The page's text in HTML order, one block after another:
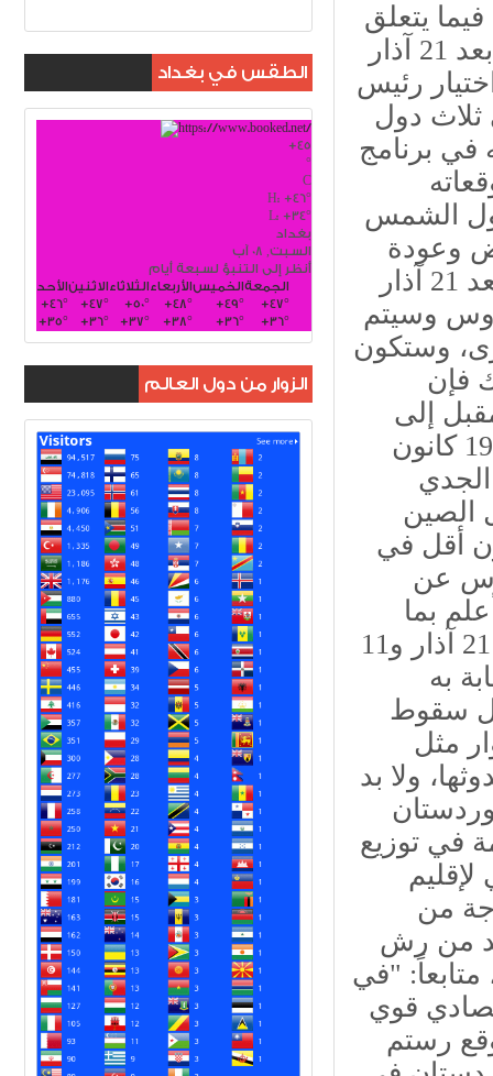
يتعلق
بفيروس كورونا مشيراً إلى إيجاد لقاء للفيروس بعد 21 آذار
رئيس
ثلاث دول
في برنامج
الشمس
وعودة
الفيروس بالانتشار منذ كانون الأول 2019، لكن بعد 21 آذار
وسيتم
وستكون
فإن
حزيران المقبل إلى
العالم لكن مخاطر الفيروس ستظل قائمة حتى 19 كانون
الجدي
الصين
أقل في
عن
بما
سيحصل، وعلينا أن ندرك أن الفترة الواقعة بين 21 آذار و11
به
سقوط
مثل
ولا بد
في توزيع
لإقليم
من
بد من رش
"في
قوي
رستم
الطقس في بغداد
+45
°
C
H: +46°
L: +34°
بغداد
السبت, 08 آب
أنظر إلى التنبؤ لسبعة أيام
الأحدالاثنينالثلاثاءالأربعاءالخميسالجمعة
+46° +47° +50° +48° +49° +47°
+35° +36° +37° +38° +36° +36°
الزوار من دول العالم